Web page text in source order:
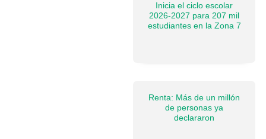
Inicia el ciclo escolar
2026-2027 para 207 mil
estudiantes en la Zona 7
Renta: Más de un millón
de personas ya
declararon